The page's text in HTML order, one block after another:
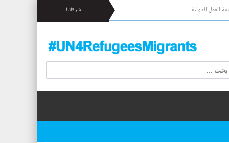
العمل الدولية شركائنا